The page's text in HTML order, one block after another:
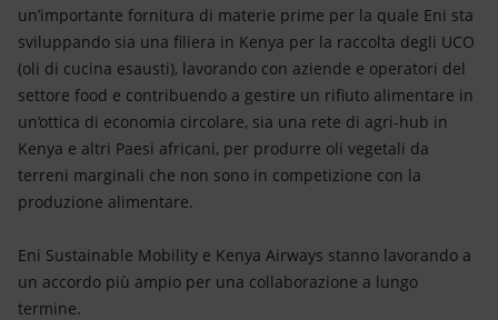
un’importante fornitura di materie prime per la quale Eni sta
sviluppando sia una filiera in Kenya per la raccolta degli UCO
(oli di cucina esausti), lavorando con aziende e operatori del
settore food e contribuendo a gestire un rifiuto alimentare in
un’ottica di economia circolare, sia una rete di agri-hub in
Kenya e altri Paesi africani, per produrre oli vegetali da
terreni marginali che non sono in competizione con la
produzione alimentare.
Eni Sustainable Mobility e Kenya Airways stanno lavorando a
un accordo più ampio per una collaborazione a lungo
termine.